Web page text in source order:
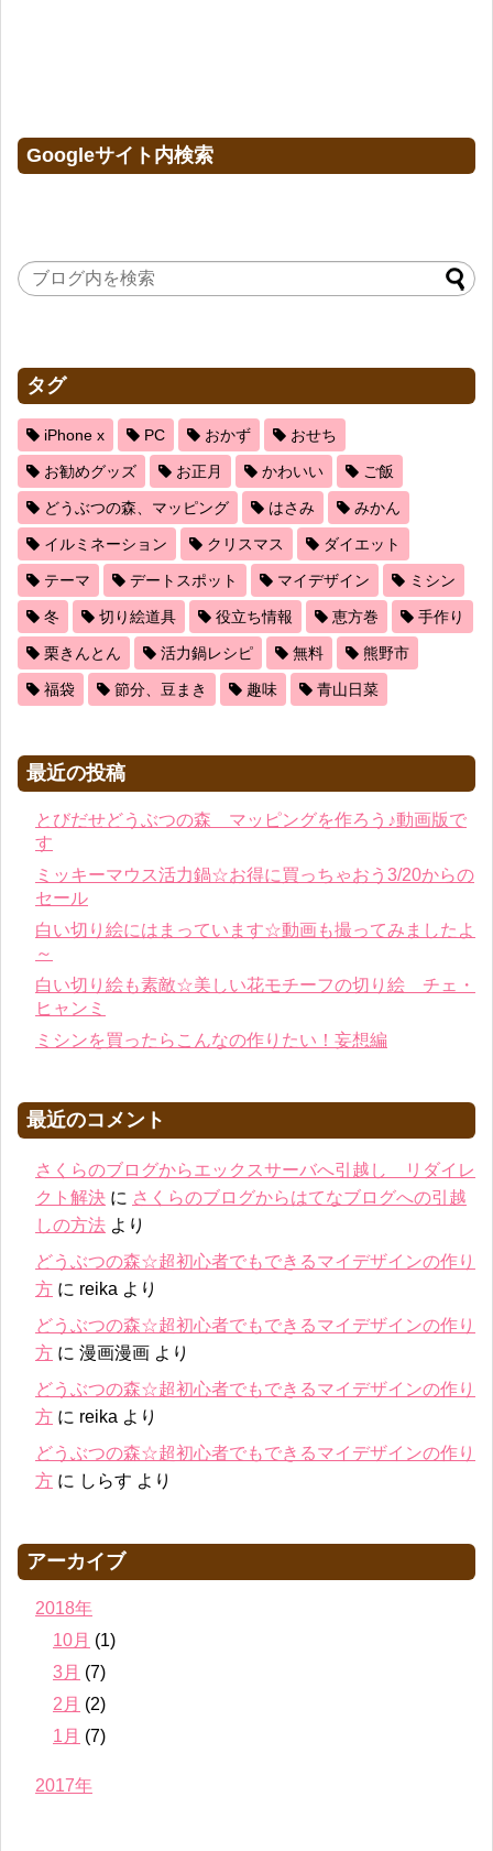
Googleサイト内検索
タグ
iPhone x PC おかず おせち
お勧めグッズ お正月 かわいい ご飯
どうぶつの森、マッピング はさみ みかん
イルミネーション クリスマス ダイエット
テーマ デートスポット マイデザイン ミシン
冬 切り絵道具 役立ち情報 恵方巻 手作り
栗きんとん 活力鍋レシピ 無料 熊野市
福袋 節分、豆まき 趣味 青山日菜
最近の投稿
とびだせどうぶつの森 マッピングを作ろう♪動画版で
す
ミッキーマウス活力鍋☆お得に買っちゃおう3/20からの
セール
白い切り絵にはまっています☆動画も撮ってみましたよ
～
白い切り絵も素敵☆美しい花モチーフの切り絵 チェ・
ヒャンミ
ミシンを買ったらこんなの作りたい！妄想編
最近のコメント
さくらのブログからエックスサーバへ引越し リダイレ
クト解決 に さくらのブログからはてなブログへの引越
しの方法 より
どうぶつの森☆超初心者でもできるマイデザインの作り
方 に reika より
どうぶつの森☆超初心者でもできるマイデザインの作り
方 に 漫画漫画 より
どうぶつの森☆超初心者でもできるマイデザインの作り
方 に reika より
どうぶつの森☆超初心者でもできるマイデザインの作り
方 に しらす より
アーカイブ
2018年
10月 (1)
3月 (7)
2月 (2)
1月 (7)
2017年